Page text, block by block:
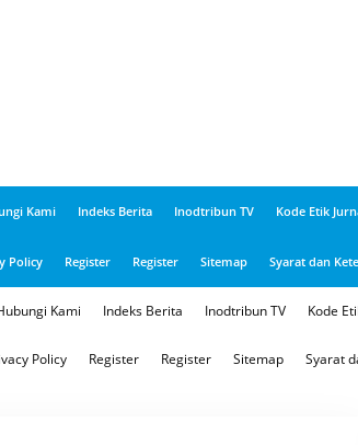
Kami Indeks Berita Inodtribun TV Kode Etik
Policy Register Register Sitemap Syarat dan
Kami Indeks Berita Inodtribun TV Kode
Policy Register Register Sitemap Syarat